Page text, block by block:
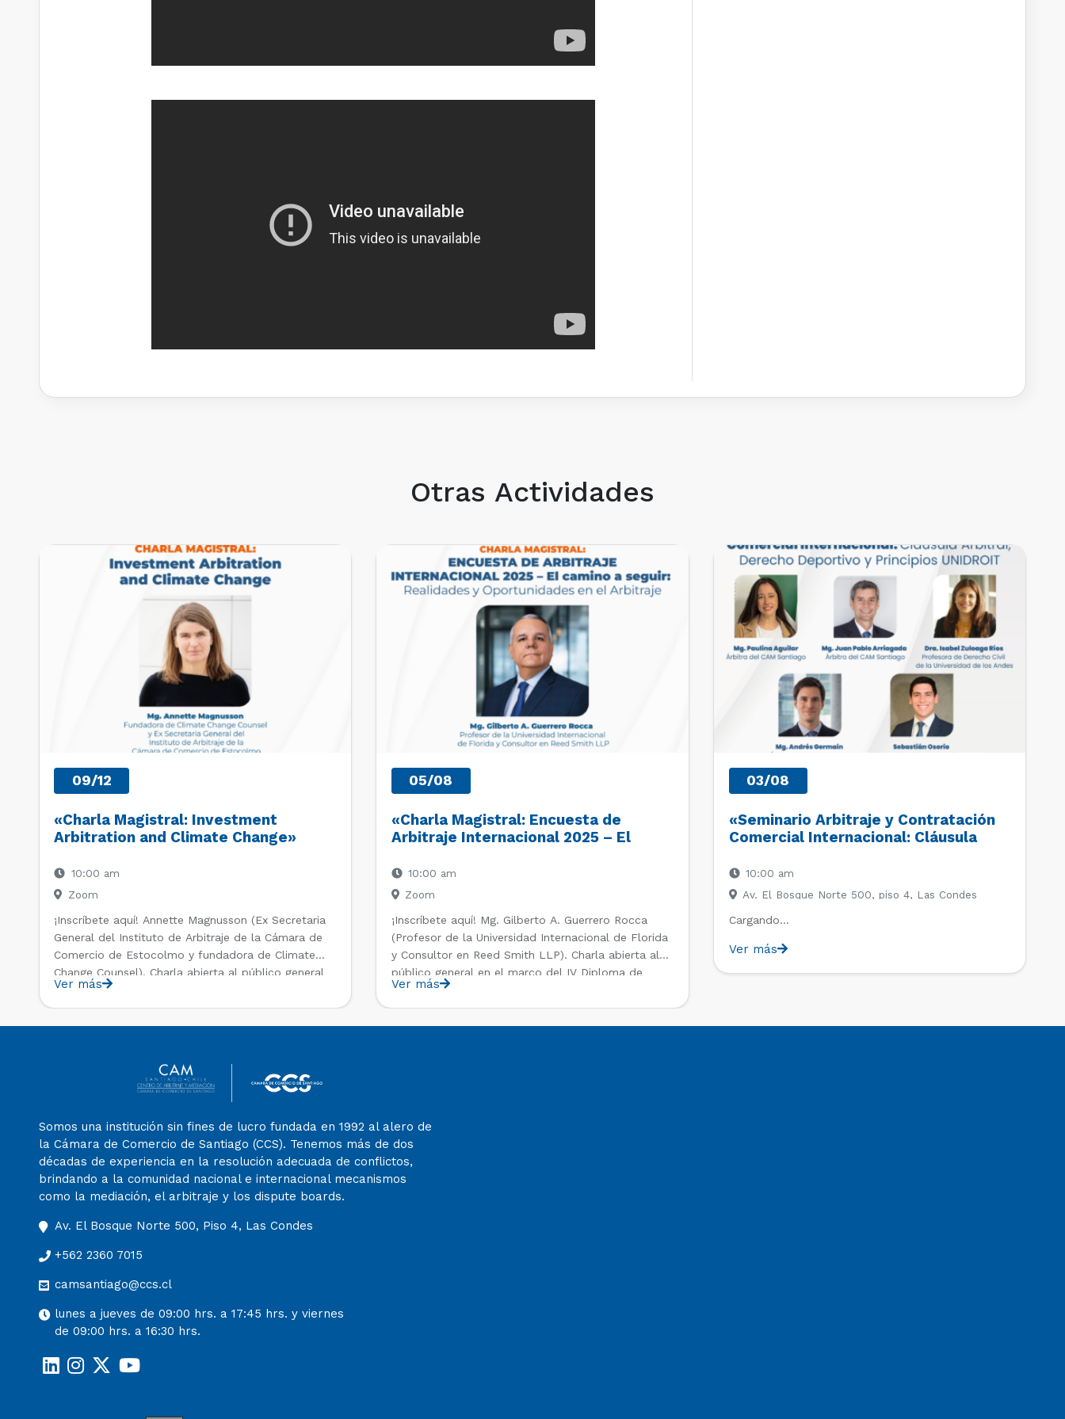
Otras Actividades
PRÓXIMOS EVENTOS
09/12
«Charla Magistral: Investment
Arbitration and Climate Change»
10:00 am
Zoom
¡Inscríbete aquí! Annette Magnusson (Ex Secretaria
General del Instituto de Arbitraje de la Cámara de
Comercio de Estocolmo y fundadora de Climate
Change Counsel). Charla abierta al público general
en el marco del IV Diploma de Postítulo en Arbitraje
Nacional y Comercial Internacional, organizado por
el Departamento de Derecho Internacional […]
Ver más
EVENTOS REALIZADOS
05/08
«Charla Magistral: Encuesta de
Arbitraje Internacional 2025 – El
Oportunidades en el Arbitraje»
10:00 am
Zoom
¡Inscríbete aquí! Mg. Gilberto A. Guerrero Rocca
(Profesor de la Universidad Internacional de Florida
y Consultor en Reed Smith LLP). Charla abierta al
público general en el marco del IV Diploma de
Postítulo en Arbitraje Nacional y Comercial
Internacional, organizado por el Departamento de
Derecho Internacional de la Universidad de […]
Ver más
EVENTOS REALIZADOS
03/08
«Seminario Arbitraje y Contratación
Comercial Internacional: Cláusula
Principios UNIDROIT»
10:00 am
Av. El Bosque Norte 500, piso 4, Las Condes
Cargando…
Ver más
Somos una institución sin fines de lucro fundada en 1992 al alero de
la Cámara de Comercio de Santiago (CCS). Tenemos más de dos
décadas de experiencia en la resolución adecuada de conflictos,
brindando a la comunidad nacional e internacional mecanismos
como la mediación, el arbitraje y los dispute boards.
Av. El Bosque Norte 500, Piso 4, Las Condes
+562 2360 7015
camsantiago@ccs.cl
lunes a jueves de 09:00 hrs. a 17:45 hrs. y viernes
de 09:00 hrs. a 16:30 hrs.